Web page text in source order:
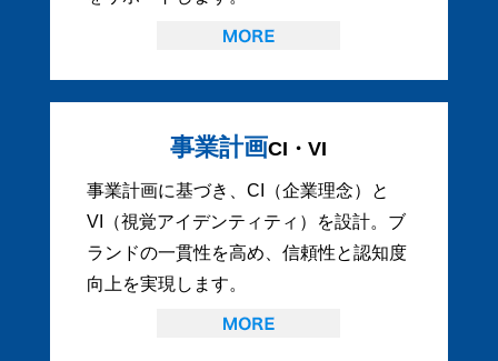
事業計画CI・VI
事業計画に基づき、CI（企業理念）と
VI（視覚アイデンティティ）を設計。ブ
ランドの一貫性を高め、信頼性と認知度
向上を実現します。